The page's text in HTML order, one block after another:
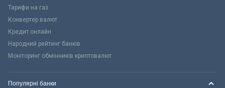
Тарифи на газ
Конвертер валют
Кредит онлайн
Народний рейтинг банків
Моніторинг обмінників криптовалют
Популярні банки